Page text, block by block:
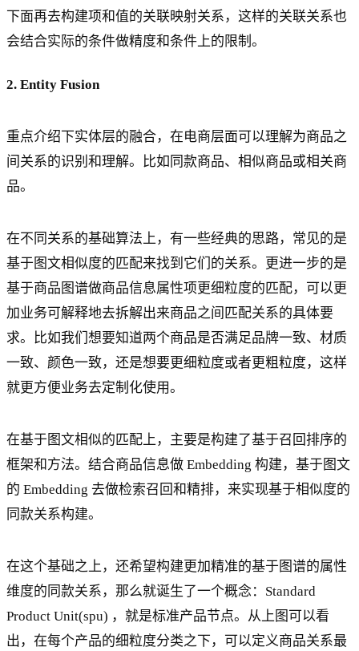
下面再去构建项和值的关联映射关系，这样的关联关系也
会结合实际的条件做精度和条件上的限制。
2. Entity Fusion
重点介绍下实体层的融合，在电商层面可以理解为商品之
间关系的识别和理解。比如同款商品、相似商品或相关商
品。
在不同关系的基础算法上，有一些经典的思路，常见的是
基于图文相似度的匹配来找到它们的关系。更进一步的是
基于商品图谱做商品信息属性项更细粒度的匹配，可以更
加业务可解释地去拆解出来商品之间匹配关系的具体要
求。比如我们想要知道两个商品是否满足品牌一致、材质
一致、颜色一致，还是想要更细粒度或者更粗粒度，这样
就更方便业务去定制化使用。
在基于图文相似的匹配上，主要是构建了基于召回排序的
框架和方法。结合商品信息做 Embedding 构建，基于图文
的 Embedding 去做检索召回和精排，来实现基于相似度的
同款关系构建。
在这个基础之上，还希望构建更加精准的基于图谱的属性
维度的同款关系，那么就诞生了一个概念：Standard
Product Unit(spu) ，就是标准产品节点。从上图可以看
出，在每个产品的细粒度分类之下，可以定义商品关系最